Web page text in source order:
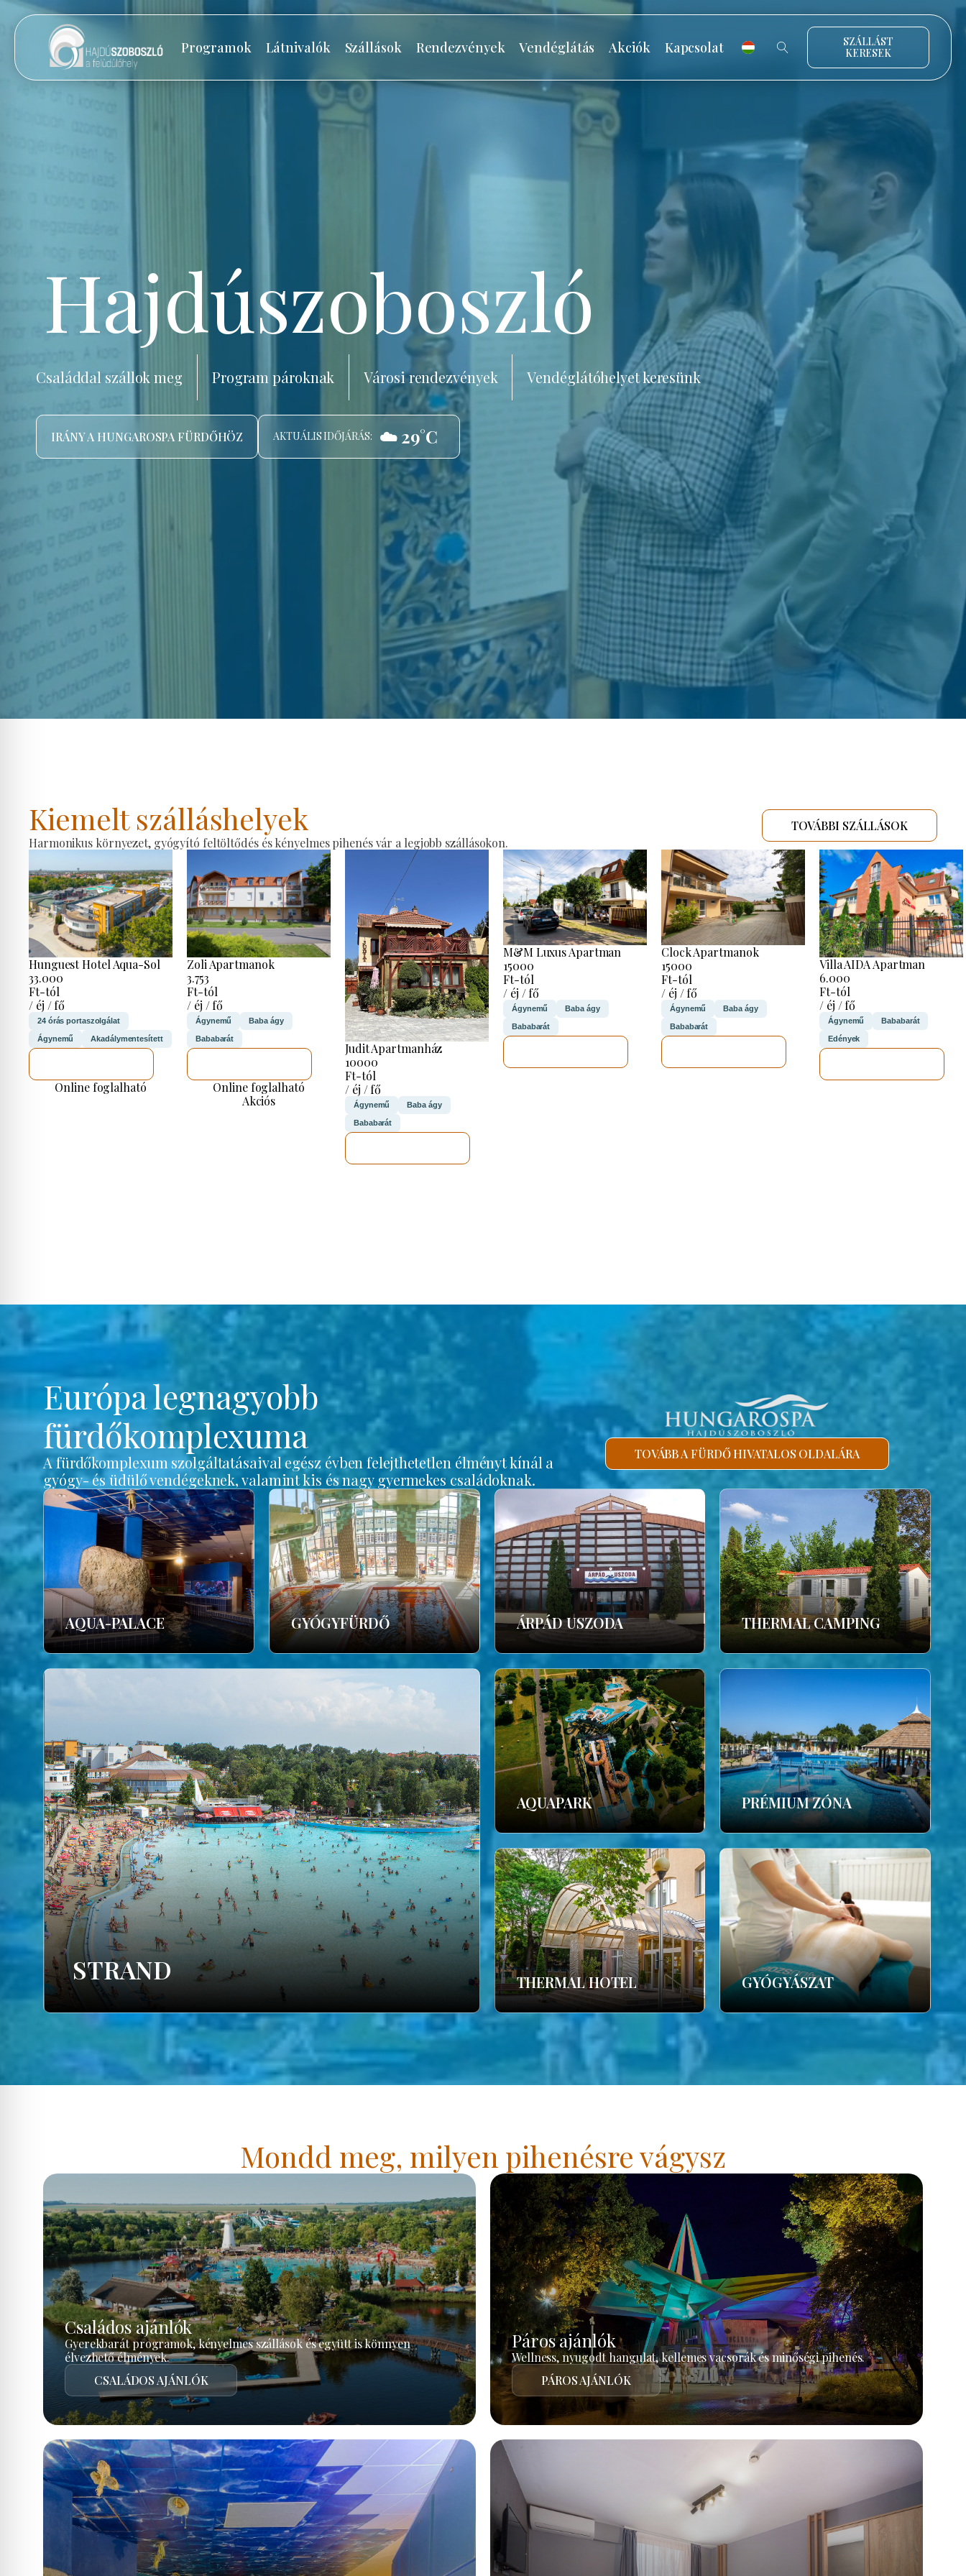
Programok Látnivalók Szállások Rendezvények Vendéglátás Akciók Kapcsolat
SZÁLLÁST
KERESEK
Hajdúszoboszló
Családdal szállok meg Program pároknak Városi rendezvények Vendéglátóhelyet keresünk
IRÁNY A HUNGAROSPA FÜRDŐHÖZ AKTUÁLIS IDŐJÁRÁS: ☁️ 29°C
Kiemelt szálláshelyek
Harmonikus környezet, gyógyító feltöltődés és kényelmes pihenés vár a legjobb szállásokon.
TOVÁBBI SZÁLLÁSOK
Hunguest Hotel Aqua-Sol
33.000
Ft-tól
/ éj / fő
24 órás portaszolgálat
Ágynemű Akadálymentesített
Online foglalható
Zoli Apartmanok
3.753
Ft-tól
/ éj / fő
Ágynemű Baba ágy
Bababarát
Online foglalható
Akciós
Judit Apartmanház
10000
Ft-tól
/ éj / fő
Ágynemű Baba ágy
Bababarát
M&M Luxus Apartman
15000
Ft-tól
/ éj / fő
Ágynemű Baba ágy
Bababarát
Clock Apartmanok
15000
Ft-tól
/ éj / fő
Ágynemű Baba ágy
Bababarát
Villa AIDA Apartman
6.000
Ft-tól
/ éj / fő
Ágynemű Bababarát
Edények
Európa legnagyobb
fürdőkomplexuma
A fürdőkomplexum szolgáltatásaival egész évben felejthetetlen élményt kínál a
gyógy- és üdülő vendégeknek, valamint kis és nagy gyermekes családoknak.
TOVÁBB A FÜRDŐ HIVATALOS OLDALÁRA
AQUA-PALACE GYÓGYFÜRDŐ ÁRPÁD USZODA THERMAL CAMPING
STRAND
AQUAPARK PRÉMIUM ZÓNA
THERMAL HOTEL GYÓGYÁSZAT
Mondd meg, milyen pihenésre vágysz
Családos ajánlók
Gyerekbarát programok, kényelmes szállások és együtt is könnyen
élvezhető élmények.
CSALÁDOS AJÁNLÓK
Páros ajánlók
Wellness, nyugodt hangulat, kellemes vacsorák és minőségi pihenés.
PÁROS AJÁNLÓK